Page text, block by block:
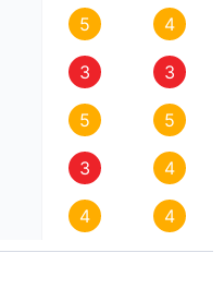
5 4
3 3
5 5
3 4
4 4